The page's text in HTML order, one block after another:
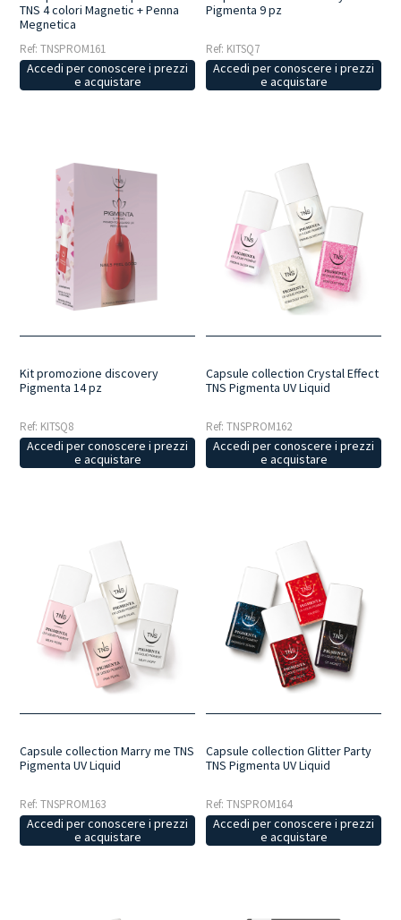
TNS 4 colori Magnetic + Penna
Megnetica
Ref: TNSPROM161
Accedi per conoscere i prezzi
e acquistare
Pigmenta 9 pz
Ref: KITSQ7
Accedi per conoscere i prezzi
e acquistare
Kit promozione discovery
Pigmenta 14 pz
Ref: KITSQ8
Accedi per conoscere i prezzi
e acquistare
Capsule collection Crystal Effect
TNS Pigmenta UV Liquid
Ref: TNSPROM162
Accedi per conoscere i prezzi
e acquistare
Capsule collection Marry me TNS
Pigmenta UV Liquid
Ref: TNSPROM163
Accedi per conoscere i prezzi
e acquistare
Capsule collection Glitter Party
TNS Pigmenta UV Liquid
Ref: TNSPROM164
Accedi per conoscere i prezzi
e acquistare